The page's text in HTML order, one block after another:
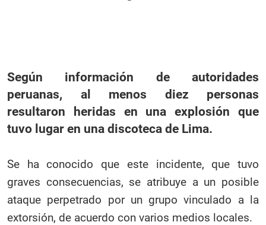
Según información de autoridades
peruanas, al menos diez personas
resultaron heridas en una explosión que
tuvo lugar en una discoteca de Lima.
Se ha conocido que este incidente, que tuvo
graves consecuencias, se atribuye a un posible
ataque perpetrado por un grupo vinculado a la
extorsión, de acuerdo con varios medios locales.